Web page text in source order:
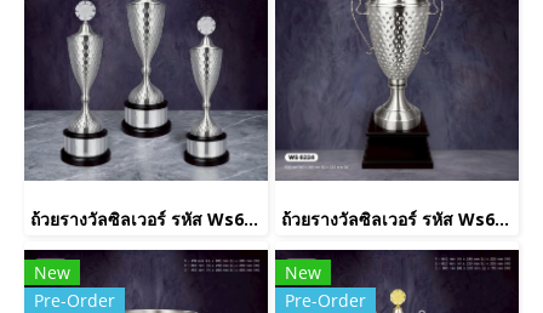
ถ้วยรางวัลซิลเวอร์ รหัส Ws6225 ถ้วยรางวัลซิลเวอร์ รหัส Ws6224
New
Pre-Order
New
Pre-Order